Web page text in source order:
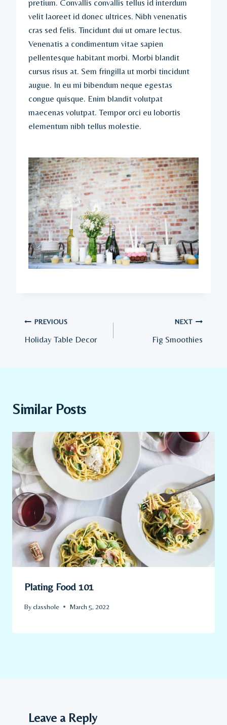
pretium. Convallis convallis tellus id interdum
velit laoreet id donec ultrices. Nibh venenatis
cras sed felis. Tincidunt dui ut ornare lectus.
Venenatis a condimentum vitae sapien
pellentesque habitant morbi. Morbi blandit
cursus risus at. Sem fringilla ut morbi tincidunt
augue. In eu mi bibendum neque egestas
congue quisque. Enim blandit volutpat
maecenas volutpat. Tempor orci eu lobortis
elementum nibh tellus molestie.
Post
navigation
PREVIOUS
Holiday Table Decor
NEXT
Fig Smoothies
Similar Posts
Plating Food 101
Byclasshole March 5, 2022
Leave a Reply